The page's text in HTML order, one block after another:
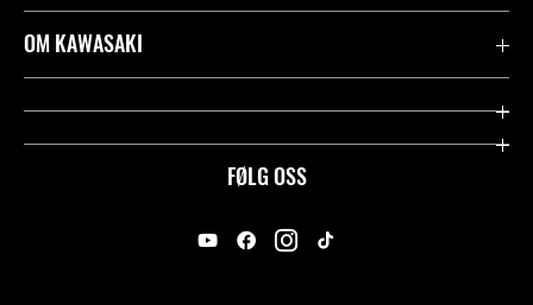
FØLG OSS
Garanti
Kontakt oss
OM KAWASAKI
Firma